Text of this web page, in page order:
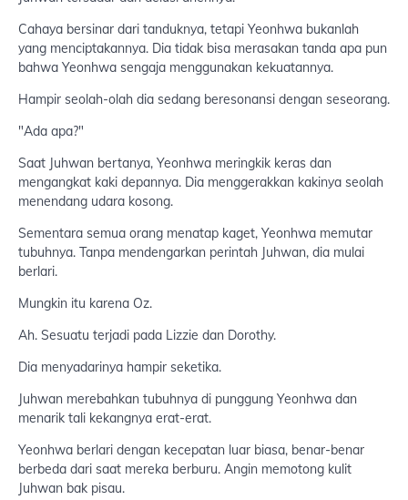
Cahaya bersinar dari tanduknya, tetapi Yeonhwa bukanlah
yang menciptakannya. Dia tidak bisa merasakan tanda apa pun
bahwa Yeonhwa sengaja menggunakan kekuatannya.
Hampir seolah-olah dia sedang beresonansi dengan seseorang.
"Ada apa?"
Saat Juhwan bertanya, Yeonhwa meringkik keras dan
mengangkat kaki depannya. Dia menggerakkan kakinya seolah
menendang udara kosong.
Sementara semua orang menatap kaget, Yeonhwa memutar
tubuhnya. Tanpa mendengarkan perintah Juhwan, dia mulai
berlari.
Mungkin itu karena Oz.
Ah. Sesuatu terjadi pada Lizzie dan Dorothy.
Dia menyadarinya hampir seketika.
Juhwan merebahkan tubuhnya di punggung Yeonhwa dan
menarik tali kekangnya erat-erat.
Yeonhwa berlari dengan kecepatan luar biasa, benar-benar
berbeda dari saat mereka berburu. Angin memotong kulit
Juhwan bak pisau.